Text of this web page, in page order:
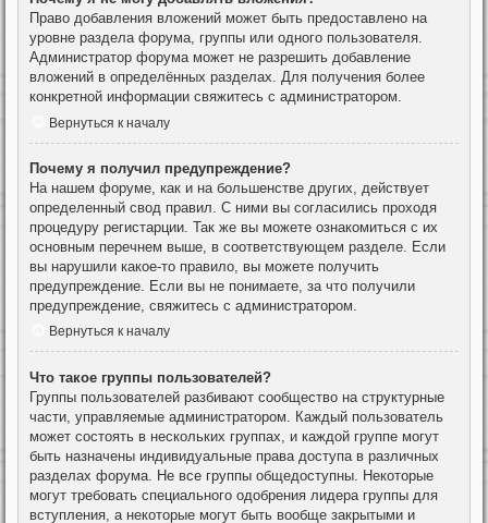
Право добавления вложений может быть предоставлено на
уровне раздела форума, группы или одного пользователя.
Администратор форума может не разрешить добавление
вложений в определённых разделах. Для получения более
конкретной информации свяжитесь с администратором.
Вернуться к началу
Почему я получил предупреждение?
На нашем форуме, как и на большенстве других, действует
определенный свод правил. С ними вы согласились проходя
процедуру регистарции. Так же вы можете ознакомиться с их
основным перечнем выше, в соответствующем разделе. Если
вы нарушили какое-то правило, вы можете получить
предупреждение. Если вы не понимаете, за что получили
предупреждение, свяжитесь с администратором.
Вернуться к началу
Что такое группы пользователей?
Группы пользователей разбивают сообщество на структурные
части, управляемые администратором. Каждый пользователь
может состоять в нескольких группах, и каждой группе могут
быть назначены индивидуальные права доступа в различных
разделах форума. Не все группы общедоступны. Некоторые
могут требовать специального одобрения лидера группы для
вступления, а некоторые могут быть вообще закрытыми и